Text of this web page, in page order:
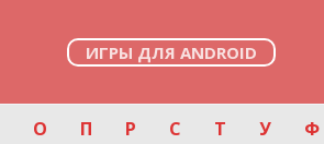
ИГРЫ ДЛЯ ANDROID
О П Р С Т У Ф